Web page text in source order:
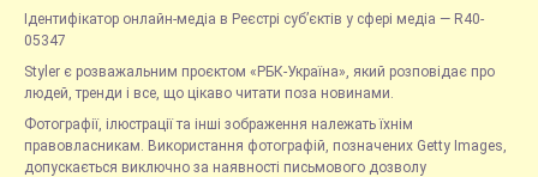
Ідентифікатор онлайн-медіа в Реєстрі суб’єктів у сфері медіа — R40-
05347
Styler є розважальним проєктом «РБК-Україна», який розповідає про
людей, тренди і все, що цікаво читати поза новинами.
Фотографії, ілюстрації та інші зображення належать їхнім
правовласникам. Використання фотографій, позначених Getty Images,
допускається виключно за наявності письмового дозволу